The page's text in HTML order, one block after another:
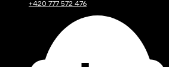
+420 777 572 476